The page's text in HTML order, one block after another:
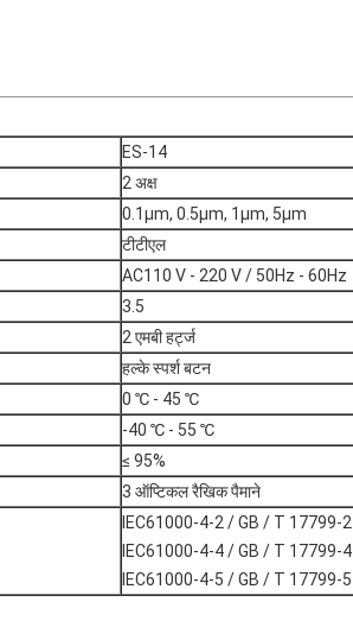
ES-14
2 अक्ष
0.1μm, 0.5μm, 1μm, 5μm
टीटीएल
AC110 V - 220 V / 50Hz - 60Hz
3.5
2 एमबी हर्ट्ज
हल्के स्पर्श बटन
0 ℃ - 45 ℃
-40 ℃ - 55 ℃
≤ 95%
3 ऑप्टिकल रैखिक पैमाने
IEC61000-4-2 / ​​GB / T 17799-2
IEC61000-4-4 / GB / T 17799-4
IEC61000-4-5 / GB / T 17799-5